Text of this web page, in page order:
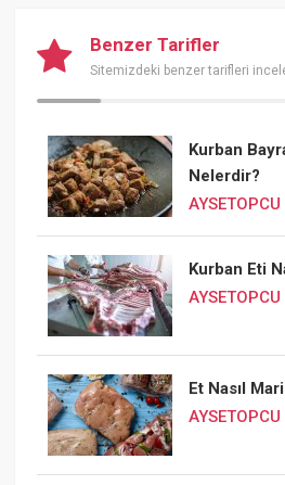
Benzer Tarifler
Sitemizdeki benzer tarifleri
Kurban
Nelerdir?
AYSETOPCU
Kurban Eti
AYSETOPCU
Et Nasıl
AYSETOPCU